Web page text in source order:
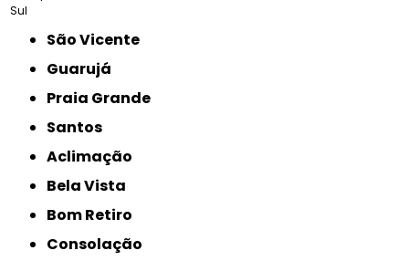
Sul
São Vicente
Guarujá
Praia Grande
Santos
Aclimação
Bela Vista
Bom Retiro
Consolação